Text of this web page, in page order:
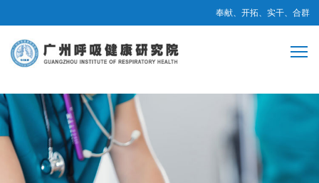
奉献、开拓、实干、合群